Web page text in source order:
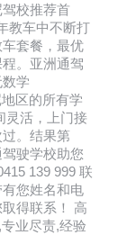
校推荐首
教车中不断打
套餐，最优
。亚洲通驾
学
区的所有学
灵活，上门接
。结果第
驶学校助您
139 999 联
您姓名和电
得联系！ 高
业尽责,经验